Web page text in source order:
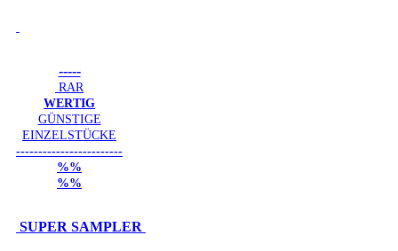
-----
RAR
WERTIG
GÜNSTIGE
EINZELSTÜCKE
------------------------
%%
%%
SUPER SAMPLER